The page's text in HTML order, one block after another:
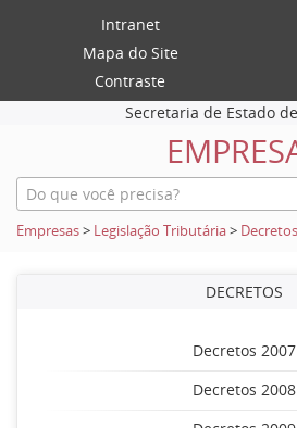
Intranet
Mapa do Site
Contraste
Secretaria de Estado
Empresas> Legislação Tributária> Decretos
DECRETOS
Decretos 2007
Decretos 2008